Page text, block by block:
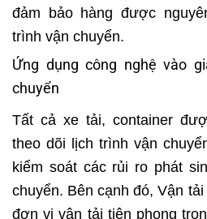
đảm bảo hàng được
trình vận chuyển.
Ứng dụng công nghệ vào
chuyển
Tất cả xe tải, container
theo dõi lịch trình vận
kiểm soát các rủi ro phát
chuyển. Bên cạnh đó, Vận
đơn vị vận tải tiên phong